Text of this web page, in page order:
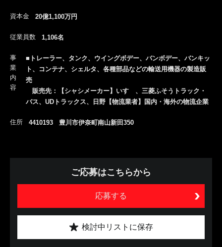
資本金 20億1,100万円
従業員数 1,106名
事
業
内
容
■トレーラー、タンク、ウイングボデー、バンボデー、バンキッ
ト、コンテナ、シェルタ、各種部品などの輸送用機器の製造販
売
販売先：【シャシメーカー】いすゞ、三菱ふそうトラック・
バス、UDトラックス、日野【物流業者】国内・海外の物流企業
住所 4410193 豊川市伊奈町南山新田350
ご応募はこちらから
応募する
検討中リストに保存